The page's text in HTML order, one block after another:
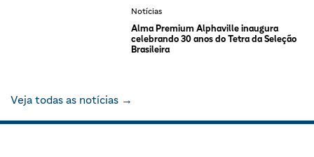
Notícias
Alma Premium Alphaville inaugura
celebrando 30 anos do Tetra da Seleção
Brasileira
Veja todas as notícias →